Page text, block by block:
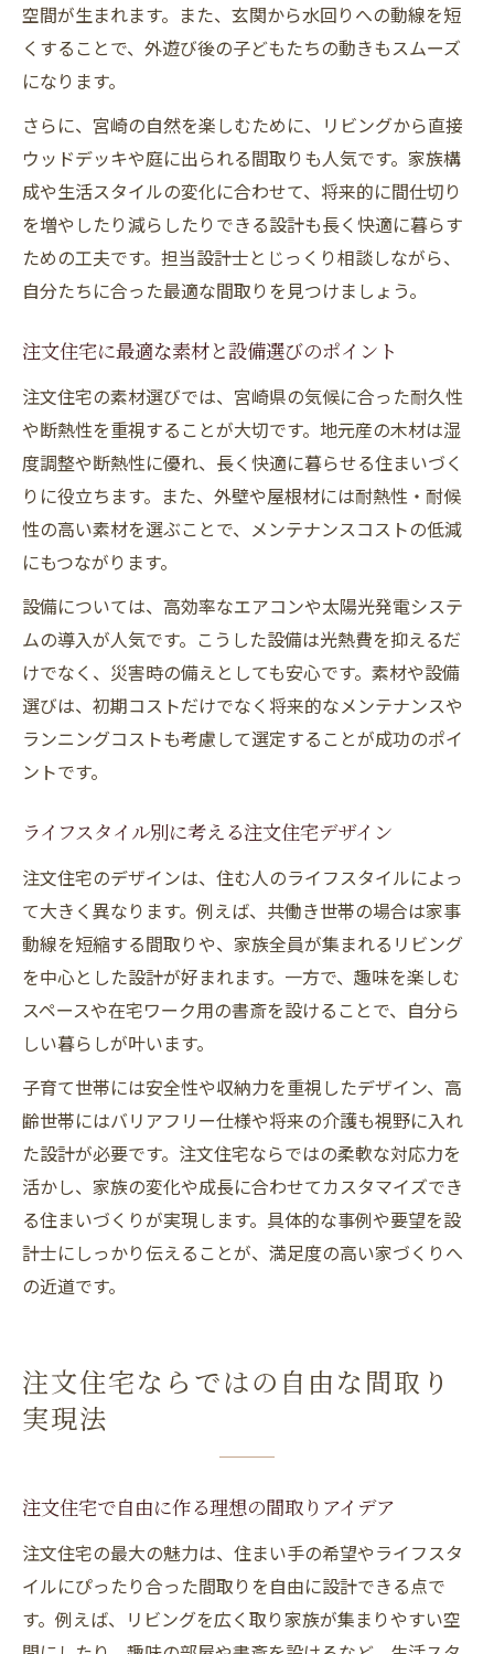
空間が生まれます。また、玄関から水回りへの動線を短
くすることで、外遊び後の子どもたちの動きもスムーズ
になります。
さらに、宮崎の自然を楽しむために、リビングから直接
ウッドデッキや庭に出られる間取りも人気です。家族構
成や生活スタイルの変化に合わせて、将来的に間仕切り
を増やしたり減らしたりできる設計も長く快適に暮らす
ための工夫です。担当設計士とじっくり相談しながら、
自分たちに合った最適な間取りを見つけましょう。
注文住宅に最適な素材と設備選びのポイント
注文住宅の素材選びでは、宮崎県の気候に合った耐久性
や断熱性を重視することが大切です。地元産の木材は湿
度調整や断熱性に優れ、長く快適に暮らせる住まいづく
りに役立ちます。また、外壁や屋根材には耐熱性・耐候
性の高い素材を選ぶことで、メンテナンスコストの低減
にもつながります。
設備については、高効率なエアコンや太陽光発電システ
ムの導入が人気です。こうした設備は光熱費を抑えるだ
けでなく、災害時の備えとしても安心です。素材や設備
選びは、初期コストだけでなく将来的なメンテナンスや
ランニングコストも考慮して選定することが成功のポイ
ントです。
ライフスタイル別に考える注文住宅デザイン
注文住宅のデザインは、住む人のライフスタイルによっ
て大きく異なります。例えば、共働き世帯の場合は家事
動線を短縮する間取りや、家族全員が集まれるリビング
を中心とした設計が好まれます。一方で、趣味を楽しむ
スペースや在宅ワーク用の書斎を設けることで、自分ら
しい暮らしが叶います。
子育て世帯には安全性や収納力を重視したデザイン、高
齢世帯にはバリアフリー仕様や将来の介護も視野に入れ
た設計が必要です。注文住宅ならではの柔軟な対応力を
活かし、家族の変化や成長に合わせてカスタマイズでき
る住まいづくりが実現します。具体的な事例や要望を設
計士にしっかり伝えることが、満足度の高い家づくりへ
の近道です。
注文住宅ならではの自由な間取り
実現法
注文住宅で自由に作る理想の間取りアイデア
注文住宅の最大の魅力は、住まい手の希望やライフスタ
イルにぴったり合った間取りを自由に設計できる点で
す。例えば、リビングを広く取り家族が集まりやすい空